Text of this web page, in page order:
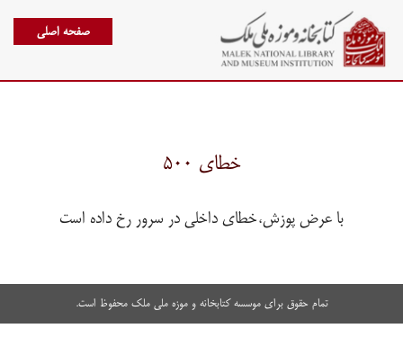
صفحه اصلی
خطای ۵۰۰
با عرض پوزش،خطای داخلی در سرور رخ داده است
تمام حقوق برای موسسه کتابخانه و موزه ملی ملک محفوظ است.